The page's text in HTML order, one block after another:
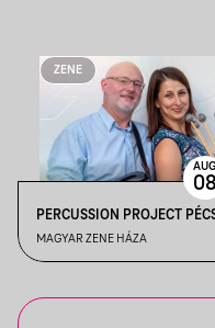
ZENE
PERCUSSION PROJECT
MAGYAR ZENE HÁZA
AUG
08